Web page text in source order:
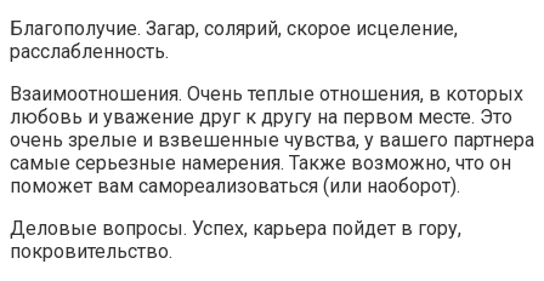
Благополучие. Загар, солярий, скорое исцеление,
расслабленность.
Взаимоотношения. Очень теплые отношения, в которых
любовь и уважение друг к другу на первом месте. Это
очень зрелые и взвешенные чувства, у вашего партнера
самые серьезные намерения. Также возможно, что он
поможет вам самореализоваться (или наоборот).
Деловые вопросы. Успех, карьера пойдет в гору,
покровительство.